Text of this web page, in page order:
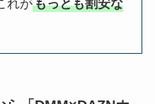
れがもっとも割安な